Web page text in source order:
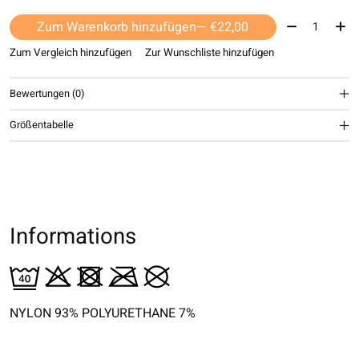
Zum Warenkorb hinzufügen — €22,00 Menge:
Zum Vergleich hinzufügen Zur Wunschliste hinzufügen
Bewertungen (0)
Größentabelle
Informations
NYLON 93% POLYURETHANE 7%